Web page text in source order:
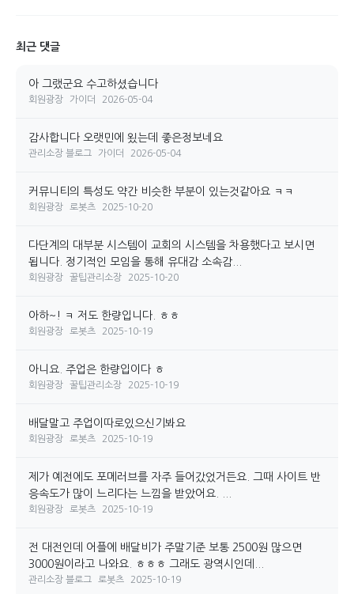
최근 댓글
아 그랬군요 수고하셨습니다
회원광장 가이더 2026-05-04
감사합니다 오랫민에 욌는데 좋은정보네요
관리소장 블로그 가이더 2026-05-04
커뮤니티의 특성도 약간 비슷한 부분이 있는것같아요 ㅋㅋ
회원광장 로봇츠 2025-10-20
다단계의 대부분 시스템이 교회의 시스템을 차용했다고 보시면
됩니다. 정기적인 모임을 통해 유대감 소속감...
회원광장 꿀팁관리소장 2025-10-20
아하~! ㅋ 저도 한량입니다. ㅎㅎ
회원광장 로봇츠 2025-10-19
아니요. 주업은 한량입이다 ㅎ
회원광장 꿀팁관리소장 2025-10-19
배달말고 주업이따로있으신기봐요
회원광장 로봇츠 2025-10-19
제가 예전에도 포메러브를 자주 들어갔었거든요. 그때 사이트 반
응속도가 많이 느리다는 느낌을 받았어요. ...
회원광장 로봇츠 2025-10-19
전 대전인데 어플에 배달비가 주말기준 보통 2500원 많으면
3000원이라고 나와요. ㅎㅎㅎ 그래도 광역시인데...
관리소장 블로그 로봇츠 2025-10-19